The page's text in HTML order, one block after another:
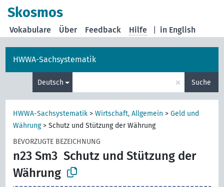
Skosmos
in English
Vokabulare Über Feedback Hilfe
HWWA-Sachsystematik
Deutsch × Suche
HWWA-Sachsystematik >Wirtschaft, Allgemein >Geld und
Währung>Schutz und Stützung der Währung
BEVORZUGTE BEZEICHNUNG
n23 Sm3 Schutz und Stützung der
Währung